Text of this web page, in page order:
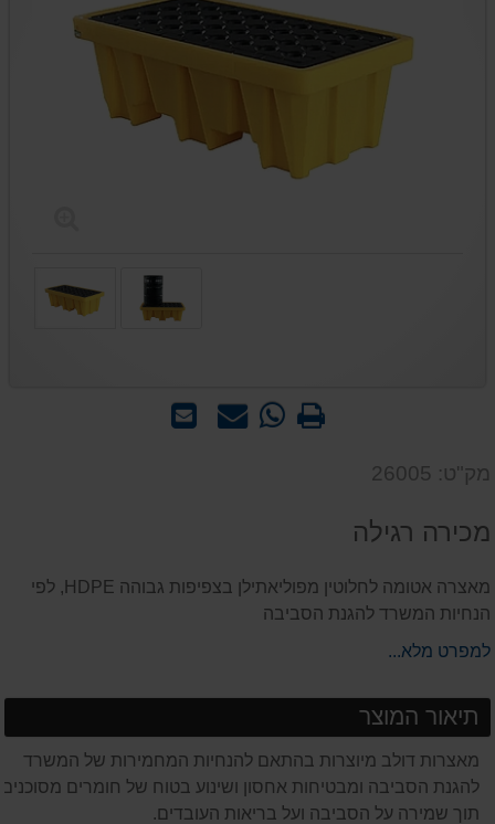
שלח
שאל WhatsApp
מק"ט: 26005
מכירה רגילה
מאצרה אטומה לחלוטין מפוליאתילן בצפיפות גבוהה HDPE, לפי
הנחיות המשרד להגנת הסביבה
למפרט מלא...
תיאור המוצר
מאצרות דולב מיוצרות בהתאם להנחיות המחמירות של המשרד
להגנת הסביבה ומבטיחות אחסון ושינוע בטוח של חומרים
תוך שמירה על הסביבה ועל בריאות העובדים.